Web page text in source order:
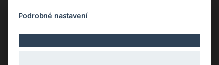
Podrobné nastavení